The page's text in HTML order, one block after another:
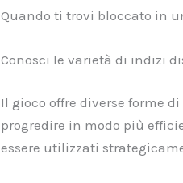
Quando ti trovi bloccato in
Conosci le varietà di indizi
Il gioco offre diverse forme
progredire in modo più
essere utilizzati